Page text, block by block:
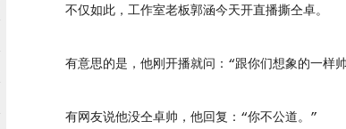
不仅如此，工作室老板郭涵今天开直播撕仝卓。
有意思的是，他刚开播就问：“跟你们想象的一样
有网友说他没仝卓帅，他回复：“你不公道。”